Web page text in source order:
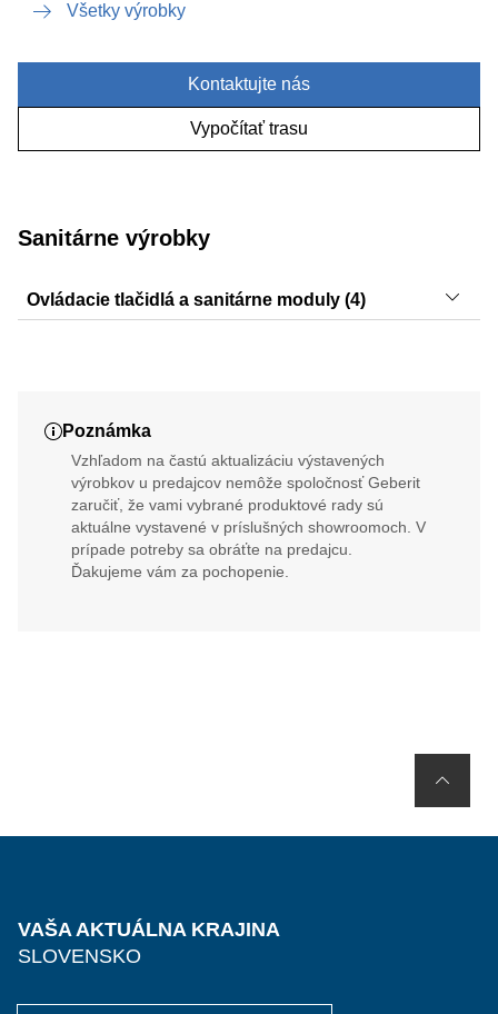
Všetky výrobky
Kontaktujte nás
Vypočítať trasu
Sanitárne výrobky
Ovládacie tlačidlá a sanitárne moduly (4)
Poznámka
Vzhľadom na častú aktualizáciu výstavených
výrobkov u predajcov nemôže spoločnosť Geberit
zaručiť, že vami vybrané produktové rady sú
aktuálne vystavené v príslušných showroomoch. V
prípade potreby sa obráťte na predajcu.
Ďakujeme vám za pochopenie.
VAŠA AKTUÁLNA KRAJINA
SLOVENSKO